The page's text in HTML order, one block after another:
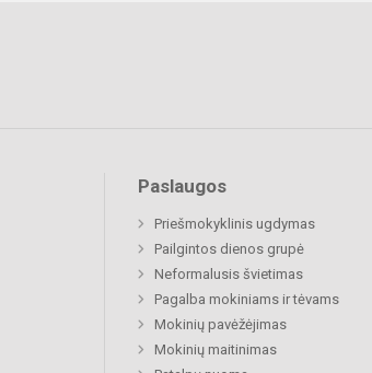
Paslaugos
Priešmokyklinis ugdymas
Pailgintos dienos grupė
Neformalusis švietimas
Pagalba mokiniams ir tėvams
Mokinių pavėžėjimas
Mokinių maitinimas